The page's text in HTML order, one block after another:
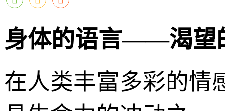
身体的语言——渴望
在人类丰富多彩的情